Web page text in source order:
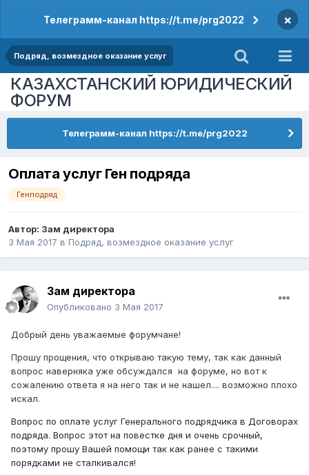
Телеграмм-канал https://t.me/prg2022 ×
Подряд, возмездное оказание услуг
КАЗАХСТАНСКИЙ ЮРИДИЧЕСКИЙ
ФОРУМ
Телеграмм-канал https://t.me/prg2022
Оплата услуг Ген подряда
Генподряд
Автор: Зам директора
3 Мая 2017 в Подряд, возмездное оказание услуг
Зам директора
Опубликовано 3 Мая 2017
Добрый день уважаемые форумчане!
Прошу прощения, что открываю такую тему, так как данный
вопрос наверняка уже обсуждался на форуме, но вот к
сожалению ответа я на него так и не нашел.... возможно плохо
искал.
Вопрос по оплате услуг Генерального подрядчика в Договорах
подряда. Вопрос этот на повестке дня и очень срочный,
поэтому прошу Вашей помощи так как ранее с такими
порядками не сталкивался!